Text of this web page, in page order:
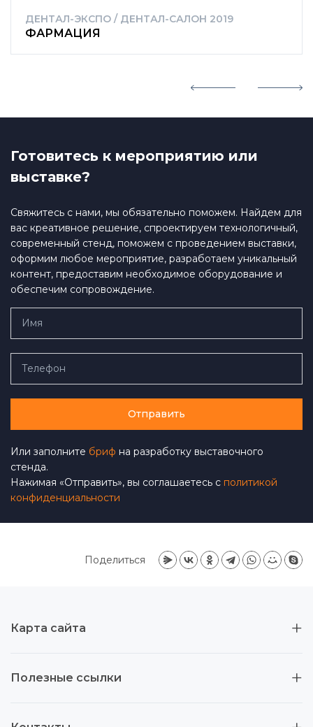
ДЕНТАЛ-ЭКСПО / ДЕНТАЛ-САЛОН 2019
ФАРМАЦИЯ
Готовитесь к мероприятию или
выставке?
Свяжитесь с нами, мы обязательно поможем. Найдем для
вас креативное решение, спроектируем технологичный,
современный стенд, поможем с проведением выставки,
оформим любое мероприятие, разработаем уникальный
контент, предоставим необходимое оборудование и
обеспечим сопровождение.
Отправить
Или заполните бриф на разработку выставочного
стенда.
Нажимая «Отправить», вы соглашаетесь с политикой
конфиденциальности
Поделиться
Карта сайта
Полезные ссылки